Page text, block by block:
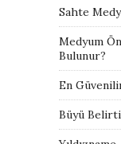
Sahte
Medyum
Bulunur?
En
Büyü